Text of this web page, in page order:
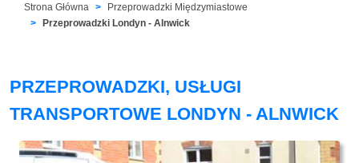
Strona Główna
Przeprowadzki Międzymiastowe
Przeprowadzki Londyn - Alnwick
PRZEPROWADZKI, USŁUGI
TRANSPORTOWE LONDYN - ALNWICK